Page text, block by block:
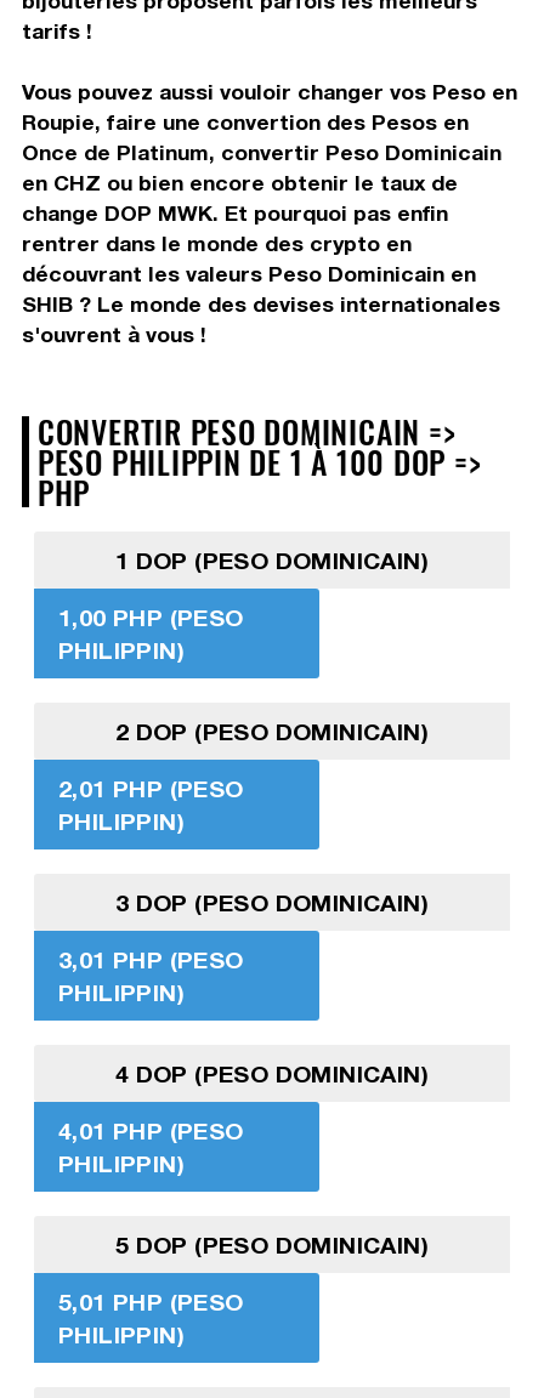
tarifs !
Vous pouvez aussi vouloir changer vos Peso en
Roupie, faire une convertion des Pesos en
Once de Platinum, convertir Peso Dominicain
en CHZ ou bien encore obtenir le taux de
change DOP MWK. Et pourquoi pas enfin
rentrer dans le monde des crypto en
découvrant les valeurs Peso Dominicain en
SHIB ? Le monde des devises internationales
s'ouvrent à vous !
CONVERTIR PESO DOMINICAIN =>
PESO PHILIPPIN DE 1 À 100 DOP =>
PHP
1 DOP (PESO DOMINICAIN)
1,00 PHP (PESO
PHILIPPIN)
2 DOP (PESO DOMINICAIN)
2,01 PHP (PESO
PHILIPPIN)
3 DOP (PESO DOMINICAIN)
3,01 PHP (PESO
PHILIPPIN)
4 DOP (PESO DOMINICAIN)
4,01 PHP (PESO
PHILIPPIN)
5 DOP (PESO DOMINICAIN)
5,01 PHP (PESO
PHILIPPIN)